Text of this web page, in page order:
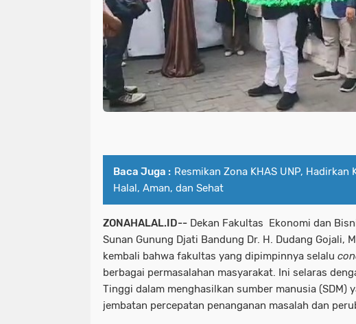
Baca Juga : Resmikan Zona KHAS UNP, Hadirkan
Halal, Aman, dan Sehat
ZONAHALAL.ID-- Dekan Fakultas Ekonomi dan
Sunan Gunung Djati Bandung Dr. H. Dudang Gojali,
kembali bahwa fakultas yang dipimpinnya selalu
berbagai permasalahan masyarakat. Ini selaras
Tinggi dalam menghasilkan sumber manusia (SDM)
jembatan percepatan penanganan masalah dan